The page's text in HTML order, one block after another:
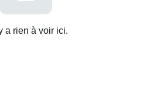
a rien à voir ici.